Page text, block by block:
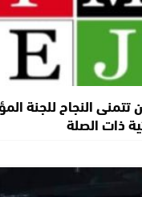
تتمنى النجاح للجنة
ذات الصلة